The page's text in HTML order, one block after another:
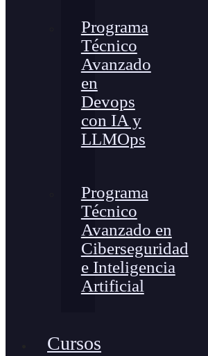
Programa
Técnico
Avanzado
en
Devops
con IA y
LLMOps
Programa
Técnico
Avanzado en
Ciberseguridad
e Inteligencia
Artificial
Cursos